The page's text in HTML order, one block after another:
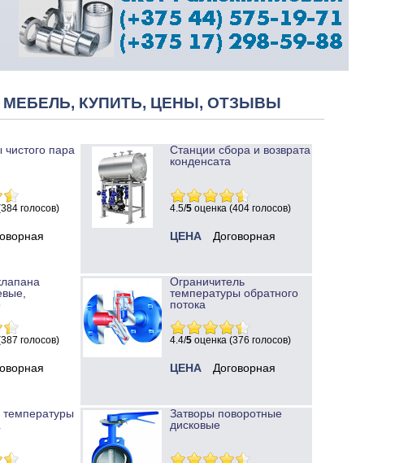
КУПИТЬ, ЦЕНЫ, ОТЗЫВЫ
чистого пара
голосов)
Станции сбора и возврата
конденсата
4.5/5 оценка (404 голосов)
ЦЕНА Договорная
голосов)
Ограничитель
температуры обратного
потока
4.4/5 оценка (376 голосов)
ЦЕНА Договорная
температуры
Затворы поворотные
дисковые